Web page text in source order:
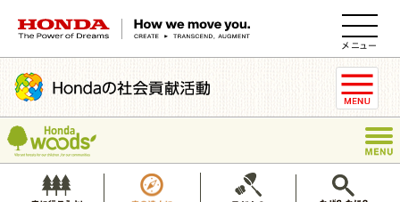
HONDA The Power of Dreams